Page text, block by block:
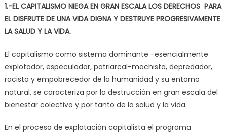
1.-EL CAPITALISMO NIEGA EN GRAN ESCALA LOS DERECHOS PARA
EL DISFRUTE DE UNA VIDA DIGNA Y DESTRUYE PROGRESIVAMENTE
LA SALUD Y LA VIDA.
El capitalismo como sistema dominante -esencialmente
explotador, especulador, patriarcal-machista, depredador,
racista y empobrecedor de la humanidad y su entorno
natural, se caracteriza por la destrucción en gran escala del
bienestar colectivo y por tanto de la salud y la vida.
En el proceso de explotación capitalista el programa